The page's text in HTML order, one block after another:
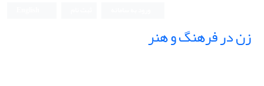
زن در فرهنگ و هنر